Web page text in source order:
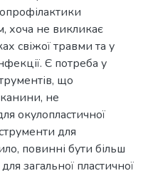
хоча не викликає
свіжої травми та у
Є потреба у
що
не
окулопластичної
для
повинні бути більш
загальної пластичної